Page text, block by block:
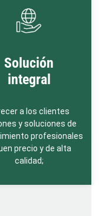
Solución
integral
a los clientes
y soluciones de
profesionales
precio y de alta
calidad;